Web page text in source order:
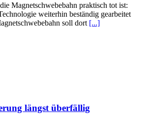
Magnetschwebebahn praktisch tot ist:
weiterhin beständig gearbeitet
soll dort [...]
längst überfällig